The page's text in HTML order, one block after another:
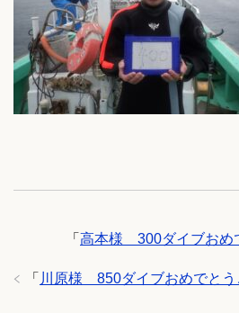
「 高本様 300ダイブおめ
「 川原様 850ダイブおめでとう